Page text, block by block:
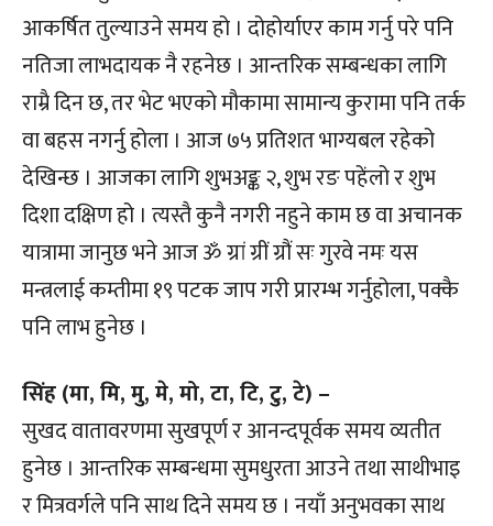
आकर्षित तुल्याउने समय हो । दोहोर्याएर काम गर्नु परे पनि
नतिजा लाभदायक नै रहनेछ । आन्तरिक सम्बन्धका लागि
राम्रै दिन छ, तर भेट भएको मौकामा सामान्य कुरामा पनि तर्क
वा बहस नगर्नु होला । आज ७५ प्रतिशत भाग्यबल रहेको
देखिन्छ । आजका लागि शुभअङ्क २, शुभ रङ पहेंलो र शुभ
दिशा दक्षिण हो । त्यस्तै कुनै नगरी नहुने काम छ वा अचानक
यात्रामा जानुछ भने आज ॐ ग्रां ग्रीं ग्रौं सः गुरवे नमः यस
मन्त्रलाई कम्तीमा १९ पटक जाप गरी प्रारम्भ गर्नुहोला, पक्कै
पनि लाभ हुनेछ ।
सिंह (मा, मि, मु, मे, मो, टा, टि, टु, टे) –
सुखद वातावरणमा सुखपूर्ण र आनन्दपूर्वक समय व्यतीत
हुनेछ । आन्तरिक सम्बन्धमा सुमधुरता आउने तथा साथीभाइ
र मित्रवर्गले पनि साथ दिने समय छ । नयाँ अनुभवका साथ